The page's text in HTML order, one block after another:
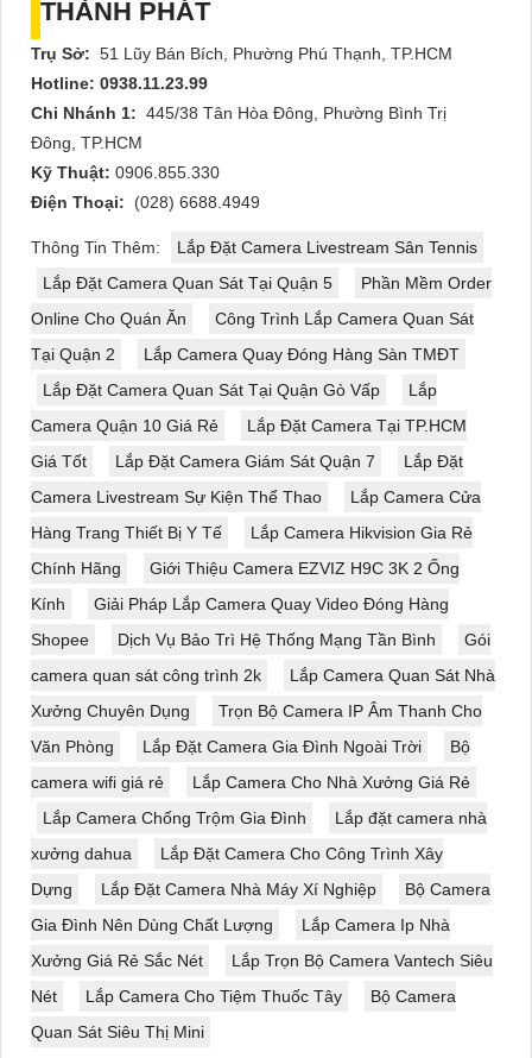
THÀNH PHÁT
Trụ Sở: 51 Lũy Bán Bích, Phường Phú Thạnh, TP.HCM
Hotline: 0938.11.23.99
Chi Nhánh 1: 445/38 Tân Hòa Đông, Phường Bình Trị
Đông, TP.HCM
Kỹ Thuật: 0906.855.330
Điện Thoại:
(028) 6688.4949
Thông Tin Thêm:
Lắp Đặt Camera Livestream Sân Tennis
Lắp Đặt Camera Quan Sát Tại Quận 5
Phần Mềm Order
Online Cho Quán Ăn
Công Trình Lắp Camera Quan Sát
Tại Quận 2
Lắp Camera Quay Đóng Hàng Sàn TMĐT
Lắp Đặt Camera Quan Sát Tại Quận Gò Vấp
Lắp
Camera Quận 10 Giá Rẻ
Lắp Đặt Camera Tại TP.HCM
Giá Tốt
Lắp Đặt Camera Giám Sát Quận 7
Lắp Đặt
Camera Livestream Sự Kiện Thể Thao
Lắp Camera Cửa
Hàng Trang Thiết Bị Y Tế
Lắp Camera Hikvision Gia Rẻ
Chính Hãng
Giới Thiệu Camera EZVIZ H9C 3K 2 Ống
Kính
Giải Pháp Lắp Camera Quay Video Đóng Hàng
Shopee
Dịch Vụ Bảo Trì Hệ Thống Mạng Tần Bình
Gói
camera quan sát công trình 2k
Lắp Camera Quan Sát Nhà
Xưởng Chuyên Dụng
Trọn Bộ Camera IP Âm Thanh Cho
Văn Phòng
Lắp Đặt Camera Gia Đình Ngoài Trời
Bộ
camera wifi giá rẻ
Lắp Camera Cho Nhà Xưởng Giá Rẻ
Lắp Camera Chống Trộm Gia Đình
Lắp đặt camera nhà
xưởng dahua
Lắp Đặt Camera Cho Công Trình Xây
Dựng
Lắp Đặt Camera Nhà Máy Xí Nghiệp
Bộ Camera
Gia Đình Nên Dùng Chất Lượng
Lắp Camera Ip Nhà
Xưởng Giá Rẻ Sắc Nét
Lắp Trọn Bộ Camera Vantech Siêu
Nét
Lắp Camera Cho Tiệm Thuốc Tây
Bộ Camera
Quan Sát Siêu Thị Mini